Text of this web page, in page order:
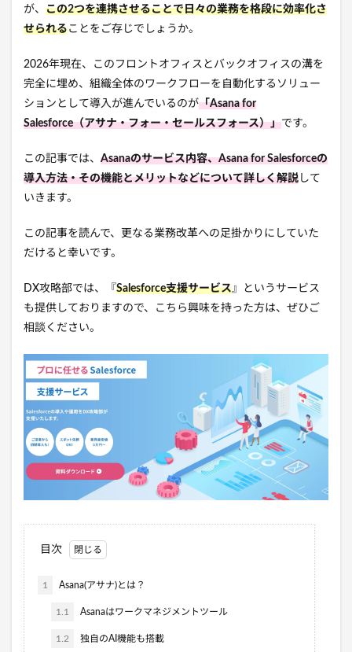
が、 この2つを連携させることで日々の業務を格段に効率化さ
せられることをご存じでしょうか。
2026年現在、このフロントオフィスとバックオフィスの溝を
完全に埋め、組織全体のワークフローを自動化するソリュー
ションとして導入が進んでいるのが「Asana for
Salesforce（アサナ・フォー・セールスフォース）」です。
この記事では、 Asanaのサービス内容、Asana for Salesforceの
導入方法・その機能とメリットなどについて詳しく解説 して
いきます。
この記事を読んで、更なる業務改革への足掛かりにしていた
だけると幸いです。
DX攻略部では、『 Salesforce支援サービス』というサービス
も提供しておりますので、こちら興味を持った方は、ぜひご
相談ください。
目次
1 Asana(アサナ)とは？
1.1 Asanaはワークマネジメントツール
1.2 独自のAI機能も搭載